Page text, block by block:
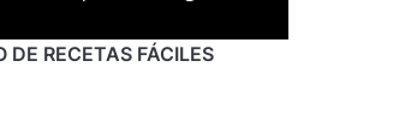
DE RECETAS FÁCILES